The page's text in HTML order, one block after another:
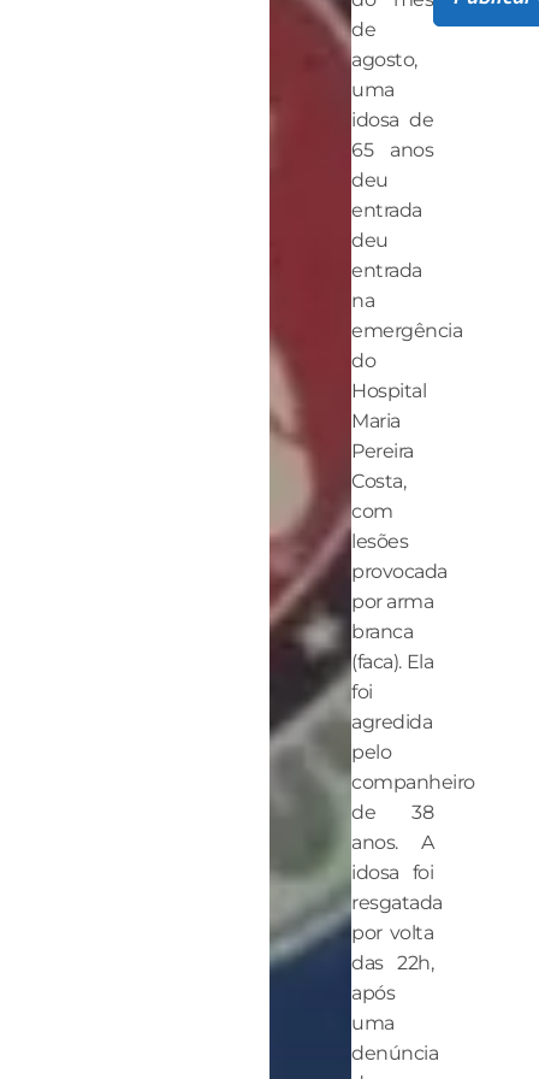
de
agosto,
uma
idosa de
65 anos
deu
entrada
deu
entrada
na
emergência
do
Hospital
Maria
Pereira
Costa,
com
lesões
provocada
por arma
branca
(faca). Ela
foi
agredida
pelo
companheiro
de 38
anos. A
idosa foi
resgatada
por volta
das 22h,
após
uma
denúncia